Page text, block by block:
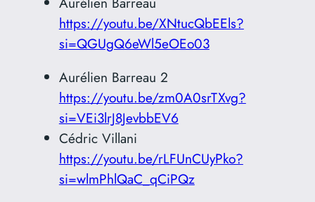
https://youtu.be/XNtucQbEEls?
si=QGUgQ6eWl5eOEo03
Aurélien Barreau 2
https://youtu.be/zm0A0srTXvg?
si=VEi3lrJ8JevbbEV6
Cédric Villani
https://youtu.be/rLFUnCUyPko?
si=wlmPhlQaC_qCiPQz